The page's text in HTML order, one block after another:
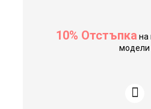
10% Отстъпка на
модели